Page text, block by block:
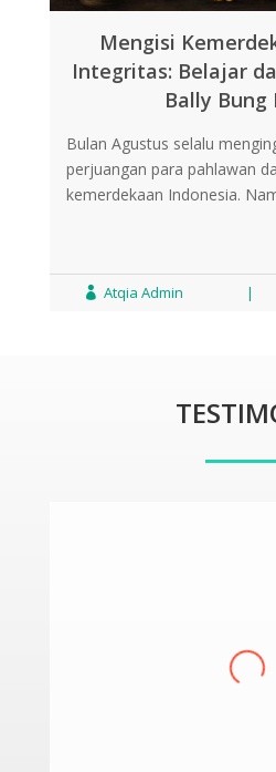
Mengisi
Integritas: Belajar
Bally Bung
Bulan Agustus selalu
perjuangan para pahlawan
kemerdekaan Indonesia.
 Atqia Admin |